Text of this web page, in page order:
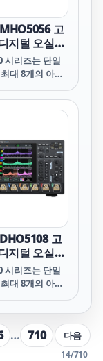
고
지털 오실로
시리즈는 단일
대 8개의 아날
서 테스트, 3상
모터 테스트, 3
널 테스트 응용
처리할 수 있습
고
지털 오실로
시리즈는 단일
대 8개의 아날
모터 테스트, 3
테스트 등 다
테스트 응용
… 710 다음
14/710